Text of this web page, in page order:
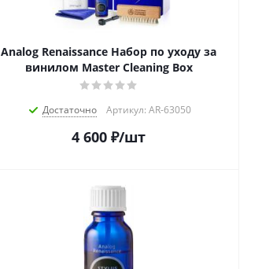
Analog Renaissance Набор по уходу за
винилом Master Cleaning Box
Достаточно Артикул: AR-63050
4 600 ₽/шт